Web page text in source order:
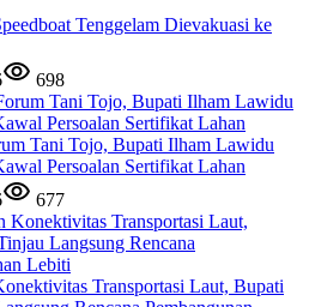
Tenggelam Dievakuasi ke
698
Tani Tojo, Bupati Ilham Lawidu
Persoalan Sertifikat Lahan
677
Transportasi Laut, Bupati